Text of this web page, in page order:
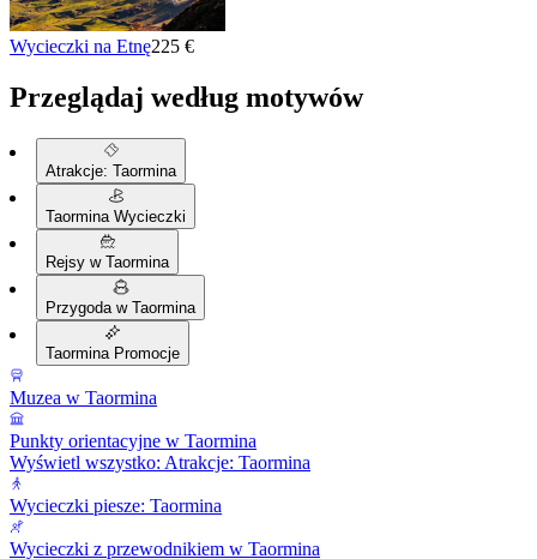
Wycieczki na Etnę225 €
Przeglądaj według motywów
Atrakcje: Taormina
Taormina Wycieczki
Rejsy w Taormina
Przygoda w Taormina
Taormina Promocje
Muzea w Taormina
Punkty orientacyjne w Taormina
Wyświetl wszystko: Atrakcje: Taormina
Wycieczki piesze: Taormina
Wycieczki z przewodnikiem w Taormina